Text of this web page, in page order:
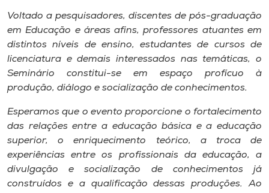
Voltado a pesquisadores, discentes de pós-graduação
em Educação e áreas afins, professores atuantes em
distintos níveis de ensino, estudantes de cursos de
licenciatura e demais interessados nas temáticas, o
Seminário constitui-se em espaço profícuo à
produção, diálogo e socialização de conhecimentos.
Esperamos que o evento proporcione o fortalecimento
das relações entre a educação básica e a educação
superior, o enriquecimento teórico, a troca de
experiências entre os profissionais da educação, a
divulgação e socialização de conhecimentos já
construídos e a qualificação dessas produções. Ao